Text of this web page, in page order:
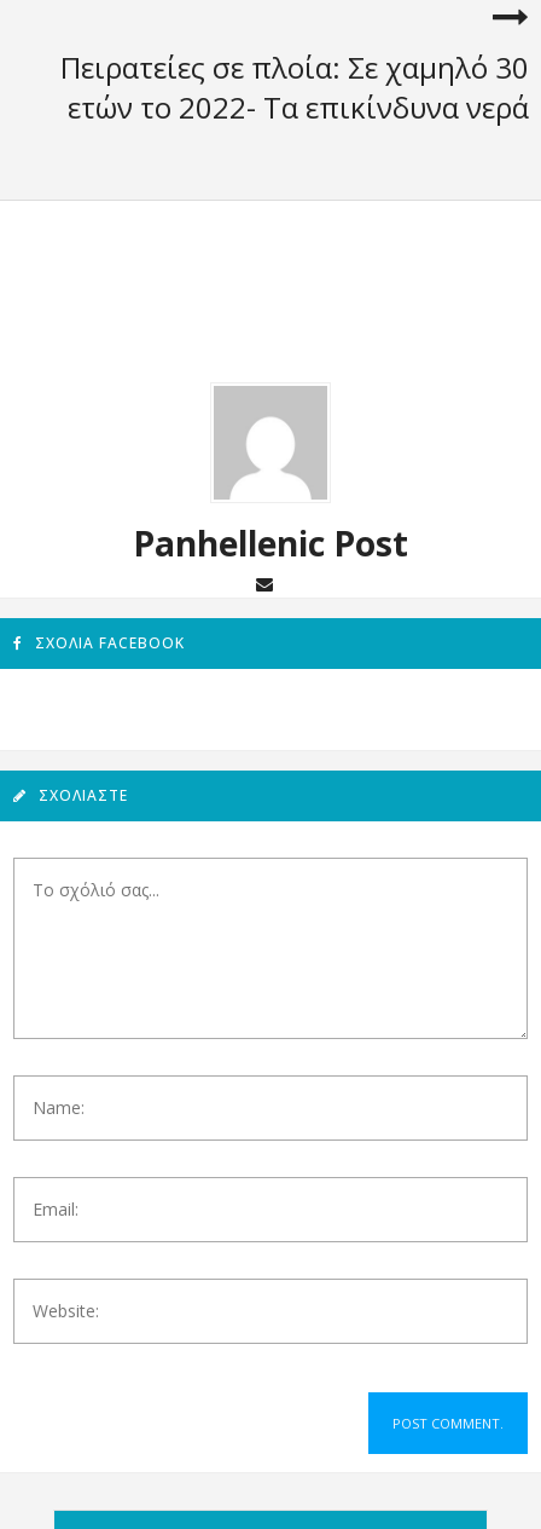
Πειρατείες σε πλοία: Σε χαμηλό 30
ετών το 2022- Τα επικίνδυνα νερά
Panhellenic Post
ΣΧΌΛΙΑ FACEBOOK
ΣΧΟΛΙΆΣΤΕ